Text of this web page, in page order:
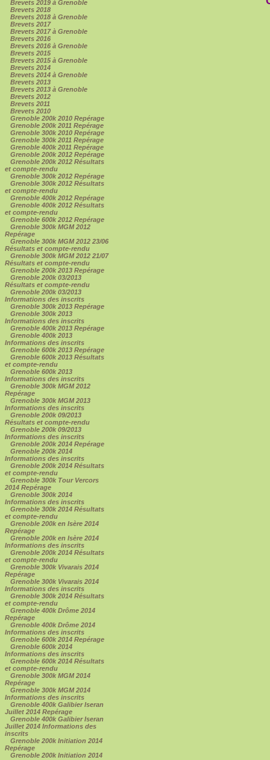
Brevets 2019 à Grenoble
Brevets 2018
Brevets 2018 à Grenoble
Brevets 2017
Brevets 2017 à Grenoble
Brevets 2016
Brevets 2016 à Grenoble
Brevets 2015
Brevets 2015 à Grenoble
Brevets 2014
Brevets 2014 à Grenoble
Brevets 2013
Brevets 2013 à Grenoble
Brevets 2012
Brevets 2011
Brevets 2010
Grenoble 200k 2010 Repérage
Grenoble 200k 2011 Repérage
Grenoble 300k 2010 Repérage
Grenoble 300k 2011 Repérage
Grenoble 400k 2011 Repérage
Grenoble 200k 2012 Repérage
Grenoble 200k 2012 Résultats
et compte-rendu
Grenoble 300k 2012 Repérage
Grenoble 300k 2012 Résultats
et compte-rendu
Grenoble 400k 2012 Repérage
Grenoble 400k 2012 Résultats
et compte-rendu
Grenoble 600k 2012 Repérage
Grenoble 300k MGM 2012
Repérage
Grenoble 300k MGM 2012 23/06
Résultats et compte-rendu
Grenoble 300k MGM 2012 21/07
Résultats et compte-rendu
Grenoble 200k 2013 Repérage
Grenoble 200k 03/2013
Résultats et compte-rendu
Grenoble 200k 03/2013
Informations des inscrits
Grenoble 300k 2013 Repérage
Grenoble 300k 2013
Informations des inscrits
Grenoble 400k 2013 Repérage
Grenoble 400k 2013
Informations des inscrits
Grenoble 600k 2013 Repérage
Grenoble 600k 2013 Résultats
et compte-rendu
Grenoble 600k 2013
Informations des inscrits
Grenoble 300k MGM 2012
Repérage
Grenoble 300k MGM 2013
Informations des inscrits
Grenoble 200k 09/2013
Résultats et compte-rendu
Grenoble 200k 09/2013
Informations des inscrits
Grenoble 200k 2014 Repérage
Grenoble 200k 2014
Informations des inscrits
Grenoble 200k 2014 Résultats
et compte-rendu
Grenoble 300k Tour Vercors
2014 Repérage
Grenoble 300k 2014
Informations des inscrits
Grenoble 300k 2014 Résultats
et compte-rendu
Grenoble 200k en Isère 2014
Repérage
Grenoble 200k en Isère 2014
Informations des inscrits
Grenoble 200k 2014 Résultats
et compte-rendu
Grenoble 300k Vivarais 2014
Repérage
Grenoble 300k Vivarais 2014
Informations des inscrits
Grenoble 300k 2014 Résultats
et compte-rendu
Grenoble 400k Drôme 2014
Repérage
Grenoble 400k Drôme 2014
Informations des inscrits
Grenoble 600k 2014 Repérage
Grenoble 600k 2014
Informations des inscrits
Grenoble 600k 2014 Résultats
et compte-rendu
Grenoble 300k MGM 2014
Repérage
Grenoble 300k MGM 2014
Informations des inscrits
Grenoble 400k Galibier Iseran
Juillet 2014 Repérage
Grenoble 400k Galibier Iseran
Juillet 2014 Informations des
inscrits
Grenoble 200k Initiation 2014
Repérage
Grenoble 200k Initiation 2014